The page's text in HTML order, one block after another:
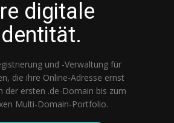
digitale
und -Verwaltung für
die ihre Online-Adresse ernst
der ersten .de-Domain bis zum
Multi-Domain-Portfolio.